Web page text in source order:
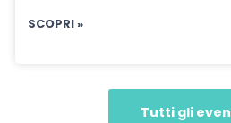
SCOPRI »
Tutti gli